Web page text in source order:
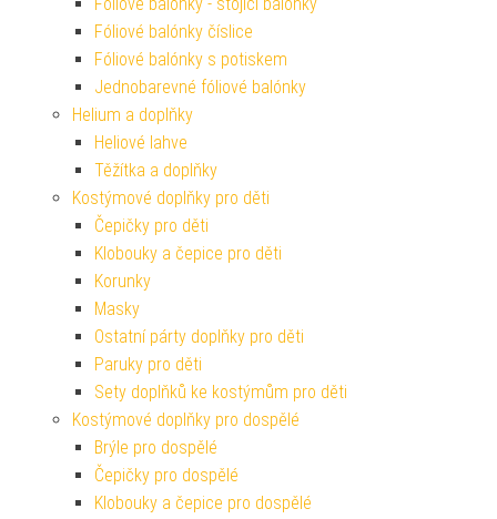
Fóliové balónky číslice
Fóliové balónky s potiskem
Jednobarevné fóliové balónky
Helium a doplňky
Heliové lahve
Těžítka a doplňky
Kostýmové doplňky pro děti
Čepičky pro děti
Klobouky a čepice pro děti
Korunky
Masky
Ostatní párty doplňky pro děti
Paruky pro děti
Sety doplňků ke kostýmům pro děti
Kostýmové doplňky pro dospělé
Brýle pro dospělé
Čepičky pro dospělé
Klobouky a čepice pro dospělé